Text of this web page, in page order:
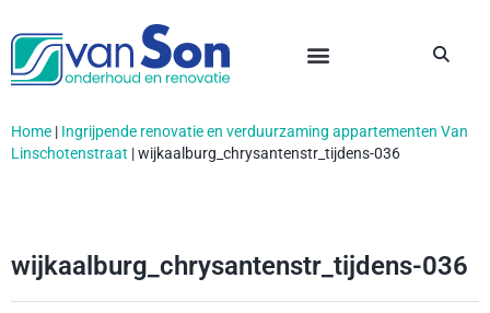
Home | Ingrijpende renovatie en verduurzaming appartementen Van
Linschotenstraat |wijkaalburg_chrysantenstr_tijdens-036
wijkaalburg_chrysantenstr_tijdens-036